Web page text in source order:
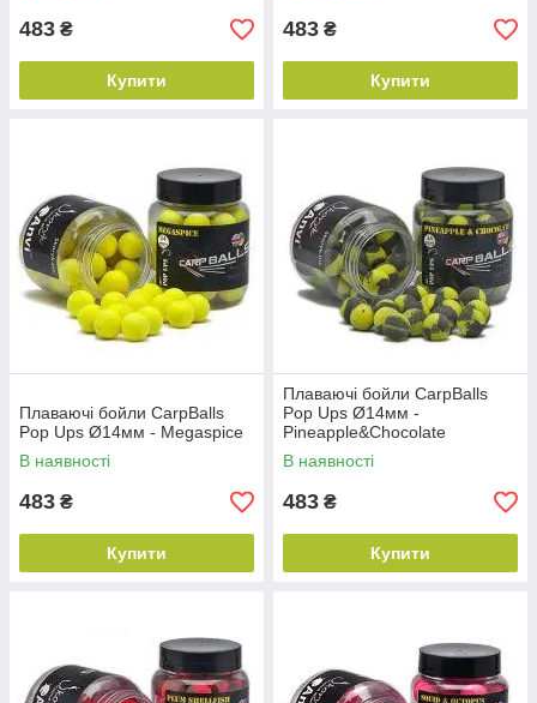
483 ₴
Купити
483 ₴
Купити
Плаваючі бойли CarpBalls
Pop Ups Ø14мм - Megaspice
В наявності
483 ₴
Купити
Плаваючі бойли CarpBalls
Pop Ups Ø14мм -
Pineapple&Chocolate
В наявності
483 ₴
Купити